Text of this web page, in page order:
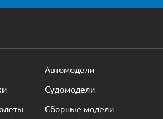
Автомодели
Судомодели
Сборные модели